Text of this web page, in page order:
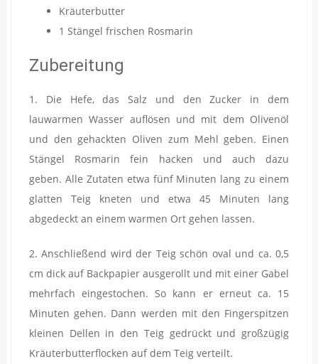
Kräuterbutter
1 Stängel frischen Rosmarin
Zubereitung
1. Die Hefe, das Salz und den Zucker in dem
lauwarmen Wasser auflösen und mit dem Olivenöl
und den gehackten Oliven zum Mehl geben. Einen
Stängel Rosmarin fein hacken und auch dazu
geben. Alle Zutaten etwa fünf Minuten lang zu einem
glatten Teig kneten und etwa 45 Minuten lang
abgedeckt an einem warmen Ort gehen lassen.
2. Anschließend wird der Teig schön oval und ca. 0,5
cm dick auf Backpapier ausgerollt und mit einer Gabel
mehrfach eingestochen. So kann er erneut ca. 15
Minuten gehen. Dann werden mit den Fingerspitzen
kleinen Dellen in den Teig gedrückt und großzügig
Kräuterbutterflocken auf dem Teig verteilt.